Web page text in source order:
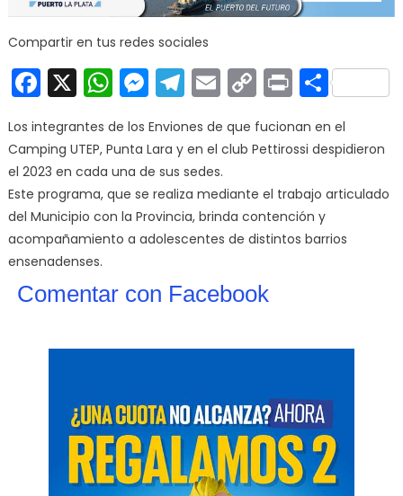
Compartir en tus redes sociales
Facebook
X WhatsApp
Messenger
Telegram
EmailCopy
Link
Print
Los integrantes de los Enviones de que fucionan en el
Camping UTEP, Punta Lara y en el club Pettirossi despidieron
el 2023 en cada una de sus sedes.
Este programa, que se realiza mediante el trabajo articulado
del Municipio con la Provincia, brinda contención y
acompañamiento a adolescentes de distintos barrios
ensenadenses.
Comentar con Facebook